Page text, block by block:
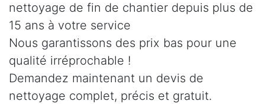
nettoyage de fin de chantier depuis plus de
15 ans à votre service
Nous garantissons des prix bas pour une
qualité irréprochable !
Demandez maintenant un devis de
nettoyage complet, précis et gratuit.